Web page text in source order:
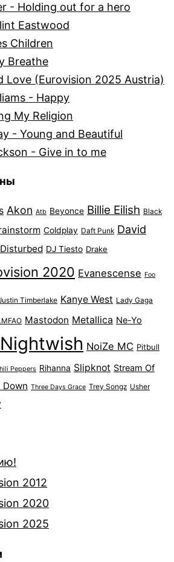
- Holding out for a hero
Eastwood
Children
Breathe
Love (Eurovision 2025 Austria)
- Happy
My Religion
- Young and Beautiful
- Give in to me
Akon Atb Beyonce Billie Eilish Black
Coldplay Daft Punk David
Disturbed DJ Tiesto Drake
2020 Evanescense Foo
Timberlake Kanye West Lady Gaga
Mastodon Metallica Ne-Yo
Nightwish NoiZe MC Pitbull
Peppers Rihanna Slipknot Stream Of
Down Three Days Grace Trey Songz Usher
2012
2020
2025